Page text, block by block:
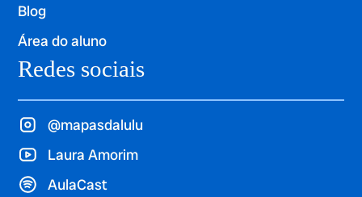
Blog
Área do aluno
Redes sociais
@mapasdalulu
Laura Amorim
AulaCast